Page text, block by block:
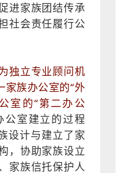
进家族团结传承
社会责任履行公
独立专业顾问机
家族办公室的“外
室的“第二办公
公室建立的过程
设计与建立了家
，协助家族设立
家族信托保护人